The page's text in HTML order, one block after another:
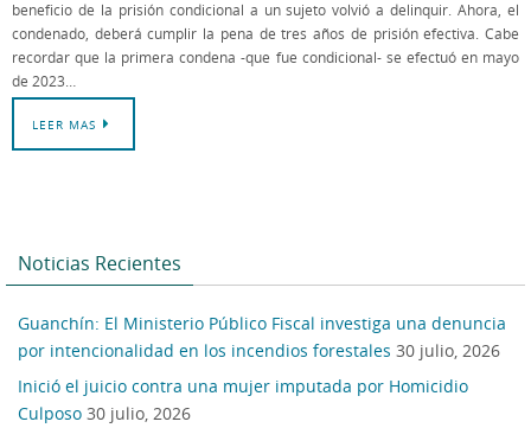
beneficio de la prisión condicional a un sujeto volvió a delinquir. Ahora, el
condenado, deberá cumplir la pena de tres años de prisión efectiva. Cabe
recordar que la primera condena -que fue condicional- se efectuó en mayo
de 2023…
LEER MAS
Noticias Recientes
Guanchín: El Ministerio Público Fiscal investiga una denuncia
por intencionalidad en los incendios forestales 30 julio, 2026
Inició el juicio contra una mujer imputada por Homicidio
Culposo 30 julio, 2026